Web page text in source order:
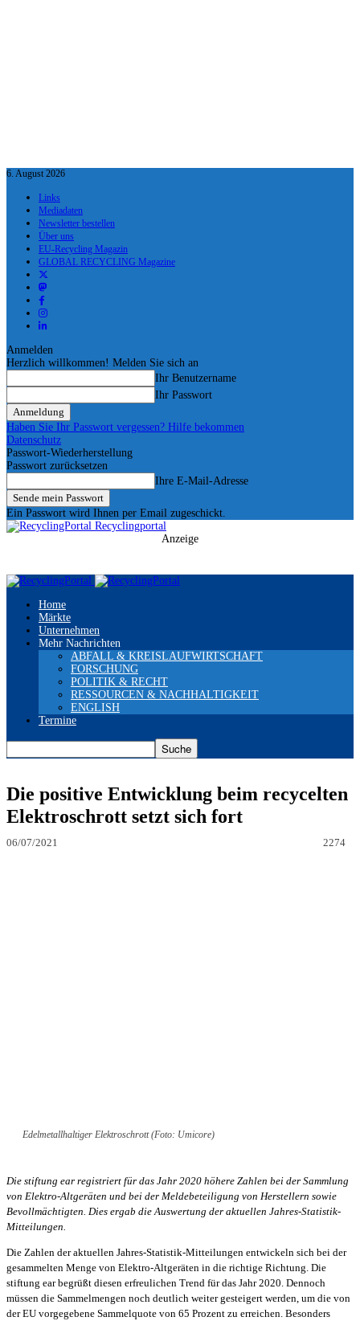
6. August 2026
Links
Mediadaten
Newsletter bestellen
Über uns
EU-Recycling Magazin
GLOBAL RECYCLING Magazine
Anmelden
Herzlich willkommen! Melden Sie sich an
Ihr Benutzername
Ihr Passwort
Haben Sie Ihr Passwort vergessen? Hilfe bekommen
Datenschutz
Passwort-Wiederherstellung
Passwort zurücksetzen
Ihre E-Mail-Adresse
Ein Passwort wird Ihnen per Email zugeschickt.
Recyclingportal
Anzeige
Home
Märkte
Unternehmen
Mehr Nachrichten
ABFALL & KREISLAUFWIRTSCHAFT
FORSCHUNG
POLITIK & RECHT
RESSOURCEN & NACHHALTIGKEIT
ENGLISH
Termine
Die positive Entwicklung beim recycelten
Elektroschrott setzt sich fort
06/07/2021 2274
Edelmetallhaltiger Elektroschrott (Foto: Umicore)
Die stiftung ear registriert für das Jahr 2020 höhere Zahlen bei der Sammlung
von Elektro-Altgeräten und bei der Meldebeteiligung von Herstellern sowie
Bevollmächtigten. Dies ergab die Auswertung der aktuellen Jahres-Statistik-
Mitteilungen.
Die Zahlen der aktuellen Jahres-Statistik-Mitteilungen entwickeln sich bei der
gesammelten Menge von Elektro-Altgeräten in die richtige Richtung. Die
stiftung ear begrüßt diesen erfreulichen Trend für das Jahr 2020. Dennoch
müssen die Sammelmengen noch deutlich weiter gesteigert werden, um die von
der EU vorgegebene Sammelquote von 65 Prozent zu erreichen. Besonders